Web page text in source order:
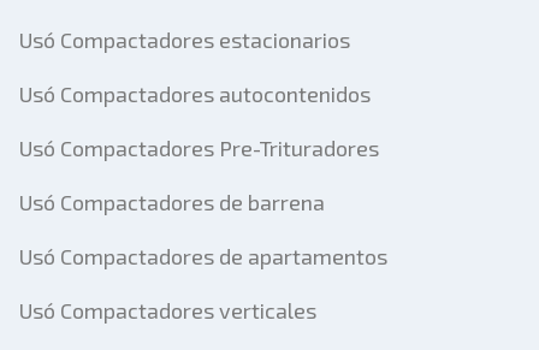
Usó Compactadores estacionarios
Usó Compactadores autocontenidos
Usó Compactadores Pre-Trituradores
Usó Compactadores de barrena
Usó Compactadores de apartamentos
Usó Compactadores verticales